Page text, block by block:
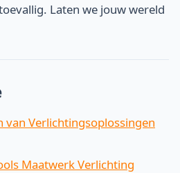
Laten we jouw wereld
van Verlichtingsoplossingen
Maatwerk Verlichting